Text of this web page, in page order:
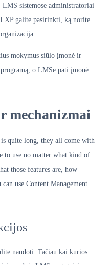
sistemose administratoriai
galite pasirinkti, ką norite
mokymus siūlo įmonė ir
o LMSe pati įmonė
mechanizmai
quite long, they all come with
to use no matter what kind of
those features are, how
use Content Management
naudoti. Tačiau kai kurios